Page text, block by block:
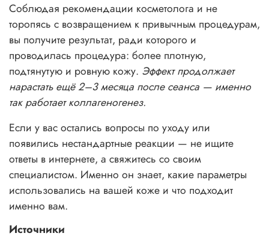
Соблюдая рекомендации косметолога и не
торопясь с возвращением к привычным процедурам,
вы получите результат, ради которого и
проводилась процедура: более плотную,
подтянутую и ровную кожу. Эффект продолжает
нарастать ещё 2–3 месяца после сеанса — именно
так работает коллагеногенез.
Если у вас остались вопросы по уходу или
появились нестандартные реакции — не ищите
ответы в интернете, а свяжитесь со своим
специалистом. Именно он знает, какие параметры
использовались на вашей коже и что подходит
именно вам.
Источники